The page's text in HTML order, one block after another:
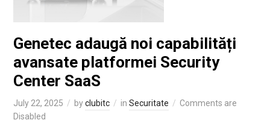
Genetec adaugă noi capabilități
avansate platformei Security
Center SaaS
July 22, 2025 byclubitc in Securitate
Comments are
Disabled